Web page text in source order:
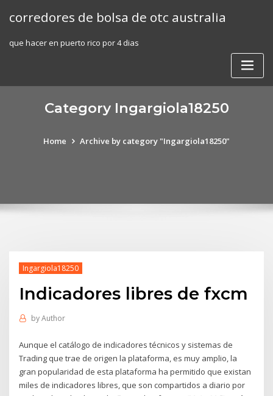
corredores de bolsa de otc australia
que hacer en puerto rico por 4 dias
Category Ingargiola18250
Home Archive by category "Ingargiola18250"
Ingargiola18250
Indicadores libres de fxcm
byAuthor
Aunque el catálogo de indicadores técnicos y sistemas de
Trading que trae de origen la plataforma, es muy amplio, la
gran popularidad de esta plataforma ha permitido que existan
miles de indicadores libres, que son compartidos a diario por